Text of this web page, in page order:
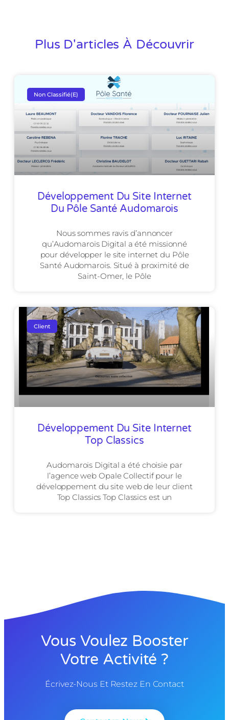
Plus D'articles À Découvrir
Non Classifié(e)
Développement Du Site Internet
Du Pôle Santé Audomarois
Nous sommes ravis d’annoncer
qu’Audomarois Digital a été missionné
pour développer le site internet du Pôle
Santé Audomarois. Situé à proximité de
Saint-Omer, le Pôle
Client
Développement Du Site Internet
Top Classics
Audomarois Digital a été choisie par
l’agence web Opale Collectif pour le
développement du site web de leur client
Top Classics Top Classics est un
Vous Voulez Booster
Votre Activité ?
Écrivez-Nous Et Restez En Contact